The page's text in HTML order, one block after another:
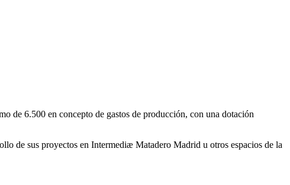
de 6.500 en concepto de gastos de producción, con una dotación
de sus proyectos en Intermediæ Matadero Madrid u otros espacios de la